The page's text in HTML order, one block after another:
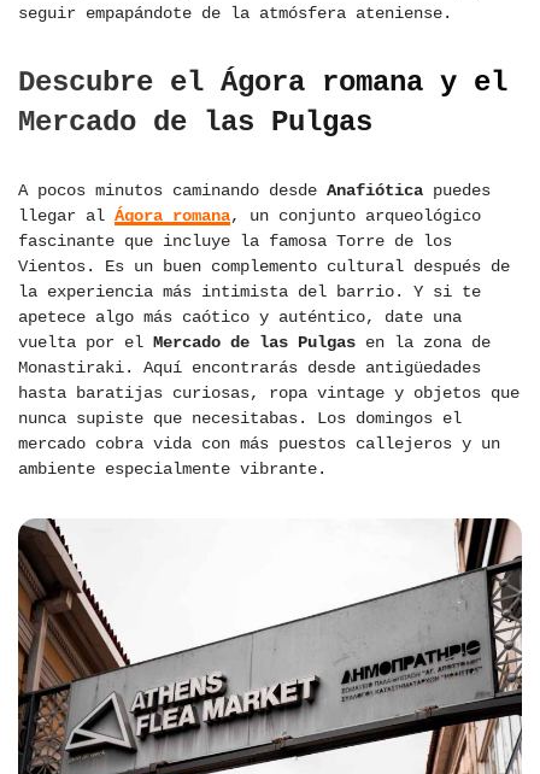
seguir empapándote de la atmósfera ateniense.
Descubre el Ágora romana y el
Mercado de las Pulgas
A pocos minutos caminando desde Anafiótica puedes
llegar al Ágora romana, un conjunto arqueológico
fascinante que incluye la famosa Torre de los
Vientos. Es un buen complemento cultural después de
la experiencia más intimista del barrio. Y si te
apetece algo más caótico y auténtico, date una
vuelta por el Mercado de las Pulgas en la zona de
Monastiraki. Aquí encontrarás desde antigüedades
hasta baratijas curiosas, ropa vintage y objetos que
nunca supiste que necesitabas. Los domingos el
mercado cobra vida con más puestos callejeros y un
ambiente especialmente vibrante.